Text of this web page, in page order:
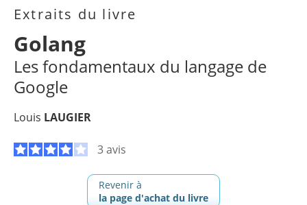
Extraits du livre
Golang
Les fondamentaux du langage de
Google
Louis LAUGIER
3 avis
Revenir à
la page d'achat du livre